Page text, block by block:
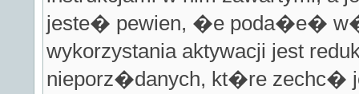
jeste� pewien, �e poda�e�
wykorzystania aktywacji jest
nieporz�danych, kt�re